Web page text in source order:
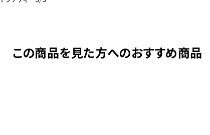
この商品を見た方へのおすすめ商品